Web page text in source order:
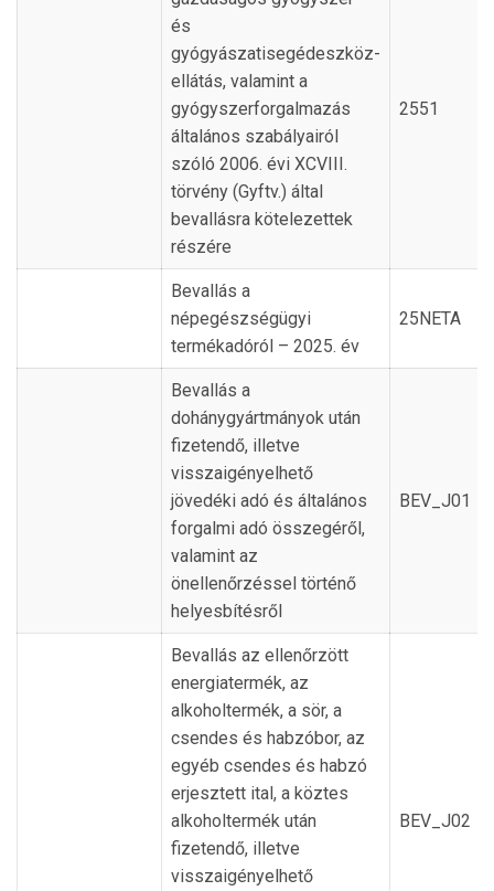
és
gyógyászatisegédeszköz-
ellátás, valamint a
gyógyszerforgalmazás
általános szabályairól
szóló 2006. évi XCVIII.
törvény (Gyftv.) által
bevallásra kötelezettek
részére
2551
Bevallás a
népegészségügyi
termékadóról – 2025. év
25NETA
Bevallás a
dohánygyártmányok után
fizetendő, illetve
visszaigényelhető
jövedéki adó és általános
forgalmi adó összegéről,
valamint az
önellenőrzéssel történő
helyesbítésről
BEV_J01
Bevallás az ellenőrzött
energiatermék, az
alkoholtermék, a sör, a
csendes és habzóbor, az
egyéb csendes és habzó
erjesztett ital, a köztes
alkoholtermék után
fizetendő, illetve
visszaigényelhető
BEV_J02